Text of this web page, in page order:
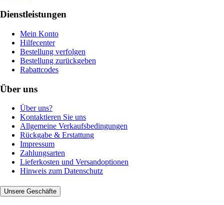
Dienstleistungen
Mein Konto
Hilfecenter
Bestellung verfolgen
Bestellung zurückgeben
Rabattcodes
Über uns
Über uns?
Kontaktieren Sie uns
Allgemeine Verkaufsbedingungen
Rückgabe & Erstattung
Impressum
Zahlungsarten
Lieferkosten und Versandoptionen
Hinweis zum Datenschutz
Unsere Geschäfte